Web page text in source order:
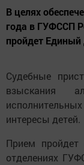
В целях
года в ГУФССП
пройдет
Судебные
взыскания
интересы детей.
Прием
отделениях